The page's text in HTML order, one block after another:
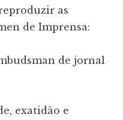
as
de Imprensa:
de jornal
exatidão e